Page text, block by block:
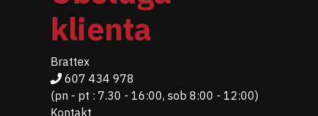
klienta
Brattex
607 434 978
(pn - pt : 7.30 - 16:00, sob 8:00 - 12:00)
Kontakt